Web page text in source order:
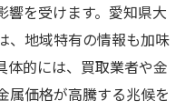
響を受けます。愛知県大
、地域特有の情報も加味
体的には、買取業者や金
属価格が高騰する兆候を